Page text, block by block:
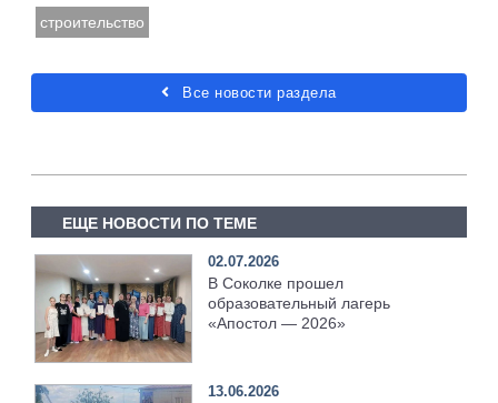
строительство
Все новости раздела
ЕЩЕ НОВОСТИ ПО ТЕМЕ
02.07.2026
В Соколке прошел
образовательный лагерь
«Апостол — 2026»
13.06.2026